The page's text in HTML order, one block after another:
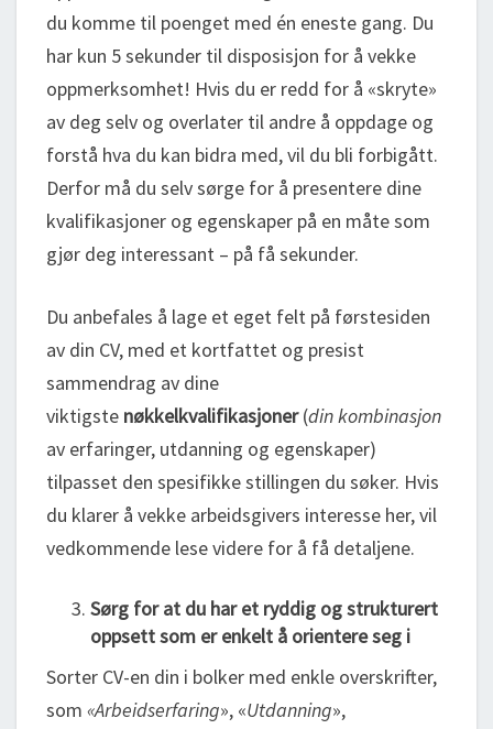
du komme til poenget med én eneste gang. Du
har kun 5 sekunder til disposisjon for å vekke
oppmerksomhet! Hvis du er redd for å «skryte»
av deg selv og overlater til andre å oppdage og
forstå hva du kan bidra med, vil du bli forbigått.
Derfor må du selv sørge for å presentere dine
kvalifikasjoner og egenskaper på en måte som
gjør deg interessant – på få sekunder.
Du anbefales å lage et eget felt på førstesiden
av din CV, med et kortfattet og presist
sammendrag av dine
viktigste nøkkelkvalifikasjoner(dinkombinasjon
av erfaringer, utdanning og egenskaper)
tilpasset den spesifikke stillingen du søker. Hvis
du klarer å vekke arbeidsgivers interesse her, vil
vedkommende lese videre for å få detaljene.
Sørg for at du har et ryddig og strukturert
oppsett som er enkelt å orientere seg i
Sorter CV-en din i bolker med enkle overskrifter,
som «Arbeidserfaring», «Utdanning»,